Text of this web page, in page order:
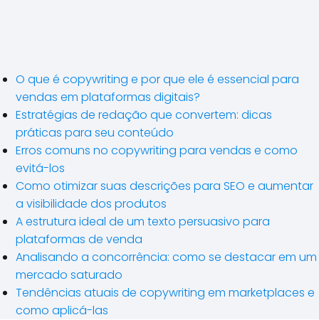
O que é copywriting e por que ele é essencial para
vendas em plataformas digitais?
Estratégias de redação que convertem: dicas
práticas para seu conteúdo
Erros comuns no copywriting para vendas e como
evitá-los
Como otimizar suas descrições para SEO e aumentar
a visibilidade dos produtos
A estrutura ideal de um texto persuasivo para
plataformas de venda
Analisando a concorrência: como se destacar em um
mercado saturado
Tendências atuais de copywriting em marketplaces e
como aplicá-las